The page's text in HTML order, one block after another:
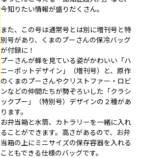
今知りたい情報が盛りだくさん。
また、この号は通常号とは別に増刊号と特
別号があり、くまのプーさんの保冷バッグ
が付録に！
プーさんが蜂を見ている姿がかわいい「ハ
ニーポットデザイン」（増刊号）と、原作
のくまのプーさんやクリストファー・ロビ
ンなどの仲間たちが勢ぞろいした「クラシ
ックプー」（特別号）デザインの２種があ
ります。
お弁当箱と水筒、カトラリーを一緒に入れ
ることができます。高さがあるので、お弁
当箱の上にミニサイズの保存容器を入れる
こともできる仕様のバッグです。